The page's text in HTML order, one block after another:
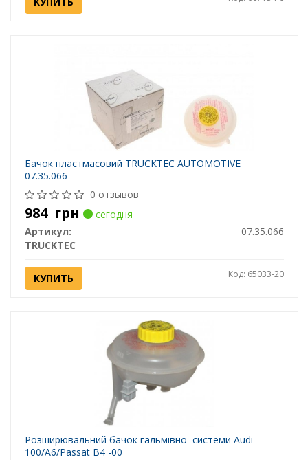
Бачок пластмасовий TRUCKTEC AUTOMOTIVE
07.35.066
0 отзывов
984 грн
сегодня
Артикул:
07.35.066
TRUCKTEC
КУПИТЬ Код: 65033-20
Розширювальний бачок гальмівної системи Audi
100/A6/Passat B4 -00